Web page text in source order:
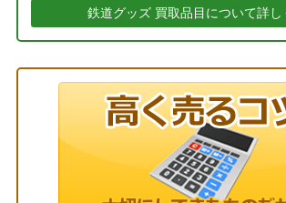
鉄道グッズ 買取品目について詳し